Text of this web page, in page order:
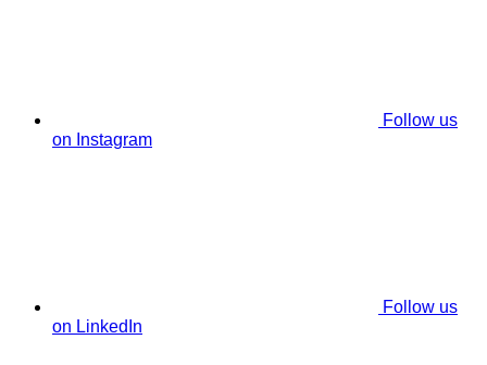
Follow us
on Instagram
Follow us
on LinkedIn